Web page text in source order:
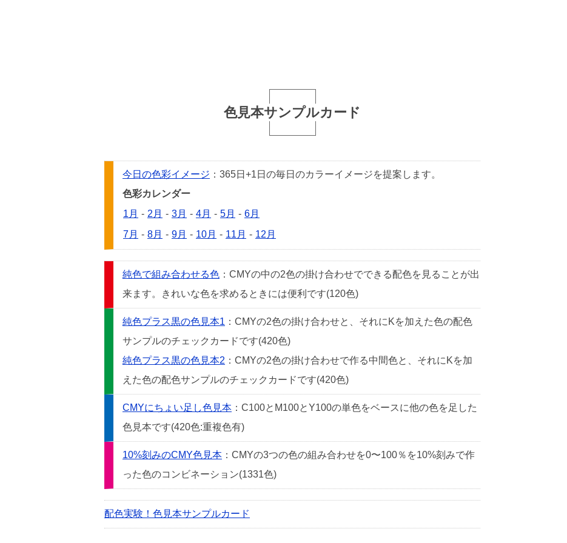
色見本サンプルカード
今日の色彩イメージ ：365日+1日の毎日のカラーイメージを提案します。
色彩カレンダー
1月 - 2月 - 3月 - 4月 - 5月 - 6月
7月 - 8月 - 9月 - 10月 - 11月 - 12月
純色で組み合わせる色 ：CMYの中の2色の掛け合わせでできる配色を見ることが出
来ます。きれいな色を求めるときには便利です(120色)
純色プラス黒の色見本1 ：CMYの2色の掛け合わせと、それにKを加えた色の配色
サンプルのチェックカードです(420色)
純色プラス黒の色見本2 ：CMYの2色の掛け合わせで作る中間色と、それにKを加
えた色の配色サンプルのチェックカードです(420色)
CMYにちょい足し色見本 ：C100とM100とY100の単色をベースに他の色を足した
色見本です(420色:重複色有)
10%刻みのCMY色見本 ：CMYの3つの色の組み合わせを0〜100％を10%刻みで作
った色のコンビネーション(1331色)
配色実験！色見本サンプルカード